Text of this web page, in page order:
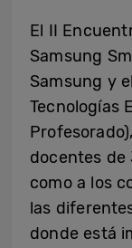
El II
Samsung
Samsung y
Tecnologías
docentes de
como a los
las
donde está